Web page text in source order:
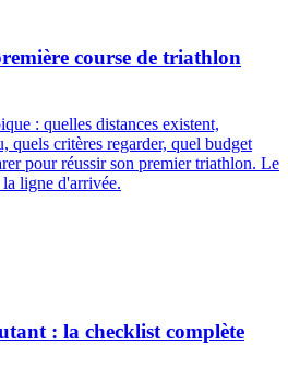
course de triathlon
: quelles distances existent,
quels critères regarder, quel budget
pour réussir son premier triathlon. Le
ligne d'arrivée.
: la checklist complète